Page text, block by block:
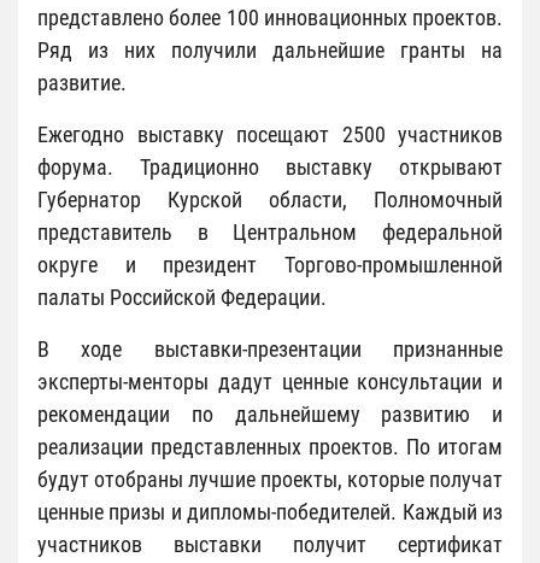
представлено более 100 инновационных проектов.
Ряд из них получили дальнейшие гранты на
развитие.
Ежегодно выставку посещают 2500 участников
форума. Традиционно выставку открывают
Губернатор Курской области, Полномочный
представитель в Центральном федеральной
округе и президент Торгово-промышленной
палаты Российской Федерации.
В ходе выставки-презентации признанные
эксперты-менторы дадут ценные консультации и
рекомендации по дальнейшему развитию и
реализации представленных проектов. По итогам
будут отобраны лучшие проекты, которые получат
ценные призы и дипломы-победителей. Каждый из
участников выставки получит сертификат